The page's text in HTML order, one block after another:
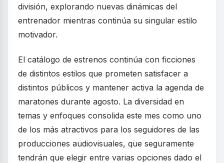
división, explorando nuevas dinámicas del
entrenador mientras continúa su singular estilo
motivador.
El catálogo de estrenos continúa con ficciones
de distintos estilos que prometen satisfacer a
distintos públicos y mantener activa la agenda de
maratones durante agosto. La diversidad en
temas y enfoques consolida este mes como uno
de los más atractivos para los seguidores de las
producciones audiovisuales, que seguramente
tendrán que elegir entre varias opciones dado el